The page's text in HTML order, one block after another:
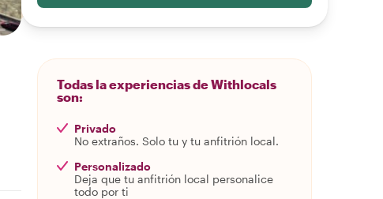
Todas la experiencias de Withlocals
son:
Privado
No extraños. Solo tu y tu anfitrión local.
Personalizado
Deja que tu anfitrión local personalice
todo por ti